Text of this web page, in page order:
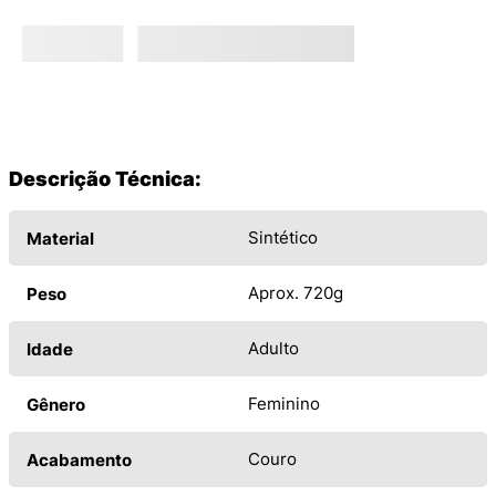
Descrição Técnica:
Material Sintético
Peso Aprox. 720g
Idade Adulto
Gênero Feminino
Acabamento Couro